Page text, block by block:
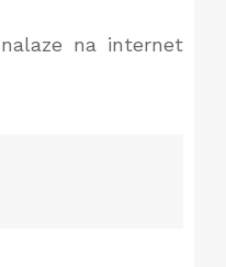
na internet